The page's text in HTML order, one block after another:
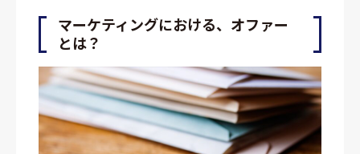
マーケティングにおける、オファー
とは？